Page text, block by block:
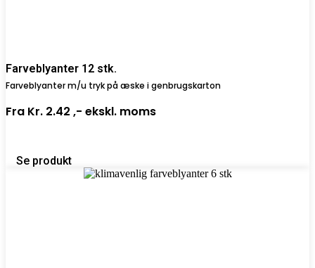
Farveblyanter 12 stk.
Farveblyanter m/u tryk på æske i genbrugskarton
Fra Kr. 2.42 ,- ekskl. moms
Se produkt